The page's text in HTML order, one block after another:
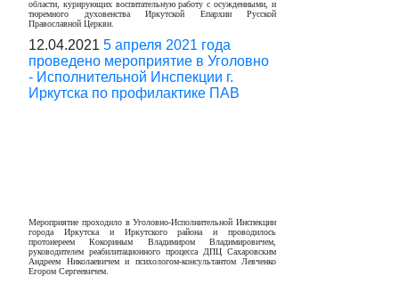
области, курирующих воспитательную работу с осужденными, и
тюремного духовенства Иркутской Епархии Русской
Православной Церкви.
12.04.2021 5 апреля 2021 года
проведено мероприятие в Уголовно
- Исполнительной Инспекции г.
Иркутска по профилактике ПАВ
Мероприятие проходило в Уголовно-Исполнительной Инспекции
города Иркутска и Иркутского района и проводилось
протоиереем Кокориным Владимиром Владимировичем,
руководителем реабилитационного процесса ДПЦ Сахаровским
Андреем Николаевичем и психологом-консультантом Левченко
Егором Сергеевичем.